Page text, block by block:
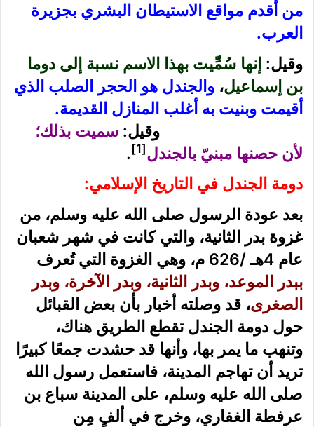
من أقدم مواقع الاستيطان البشري بجزيرة
العرب.
وقيل: إنها سُمِّيت بهذا الاسم نسبة إلى دوما
بن إسماعيل، والجندل هو الحجر الصلب الذي
أقيمت وبنيت به أغلب المنازل القديمة.
وقيل: سميت بذلك؛
لأن حصنها مبنيّ بالجندل[1]
.
دومة الجندل في التاريخ الإسلامي:
بعد عودة الرسول صلى الله عليه وسلم، من
غزوة بدر الثانية، والتي كانت في شهر شعبان
عام 4هـ /626 م، وهي الغزوة التي تُعرف
ببدر الموعد، وبدر الثانية، وبدر الآخرة، وبدر
الصغرى، قد وصلته أخبار بأن بعض القبائل
حول دومة الجندل تقطع الطريق هناك،
وتنهب ما يمر بها، وأنها قد حشدت جمعًا كبيرًا
تريد أن تهاجم المدينة، فاستعمل رسول الله
صلى الله عليه وسلم، على المدينة سباع بن
عرفطة الغفاري، وخرج في ألفٍ مِن